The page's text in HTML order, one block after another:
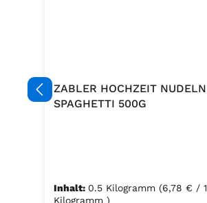
ZABLER HOCHZEIT NUDELN
SPAGHETTI 500G
Inhalt: 0.5 Kilogramm (6,78 € / 1
Kilogramm )